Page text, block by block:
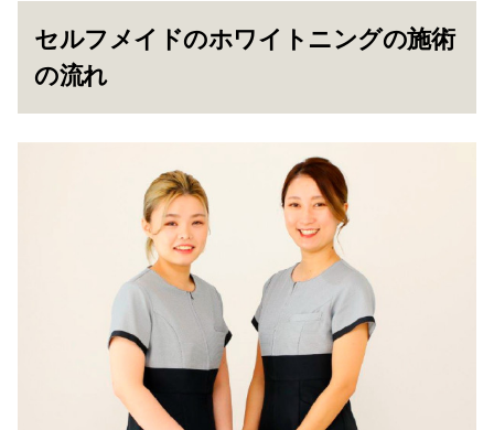
セルフメイドのホワイトニングの施術
の流れ